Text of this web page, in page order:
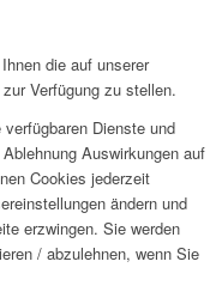
die auf unserer
Verfügung zu stellen.
Dienste und
Auswirkungen auf
Cookies jederzeit
ändern und
erzwingen. Sie werden
/ abzulehnen, wenn Sie